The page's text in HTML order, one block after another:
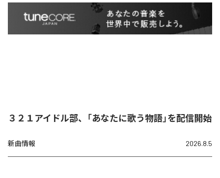
３２１アイドル部、「あなたに歌う物語」を配信開始
新曲情報 2026.8.5